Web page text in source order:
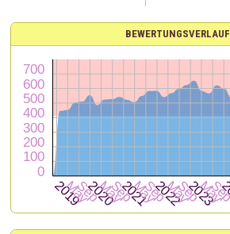
BEWERTUNGSVERLAUF